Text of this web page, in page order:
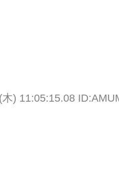
) 11:05:15.08